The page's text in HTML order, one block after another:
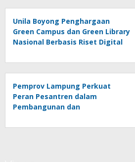
Unila Boyong Penghargaan
Green Campus dan Green Library
Nasional Berbasis Riset Digital
Pemprov Lampung Perkuat
Peran Pesantren dalam
Pembangunan dan